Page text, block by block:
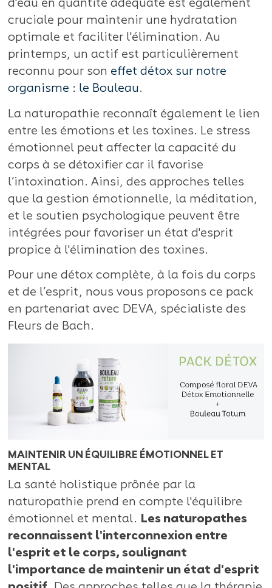
d'eau en quantité adéquate est également
cruciale pour maintenir une hydratation
optimale et faciliter l'élimination. Au
printemps, un actif est particulièrement
reconnu pour son effet détox sur notre
organisme : le Bouleau.
La naturopathie reconnaît également le lien
entre les émotions et les toxines. Le stress
émotionnel peut affecter la capacité du
corps à se détoxifier car il favorise
l’intoxination. Ainsi, des approches telles
que la gestion émotionnelle, la méditation,
et le soutien psychologique peuvent être
intégrées pour favoriser un état d'esprit
propice à l'élimination des toxines.
Pour une détox complète, à la fois du corps
et de l’esprit, nous vous proposons ce pack
en partenariat avec DEVA, spécialiste des
Fleurs de Bach.
MAINTENIR UN ÉQUILIBRE ÉMOTIONNEL ET
MENTAL
La santé holistique prônée par la
naturopathie prend en compte l'équilibre
émotionnel et mental. Les naturopathes
reconnaissent l'interconnexion entre
l'esprit et le corps, soulignant
l'importance de maintenir un état d'esprit